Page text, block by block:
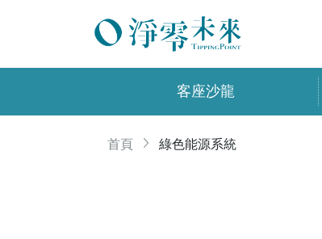
客座沙龍
首頁 綠色能源系統